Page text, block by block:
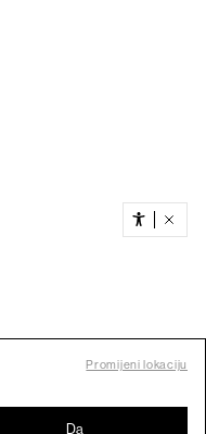
Promijeni lokaciju
Da